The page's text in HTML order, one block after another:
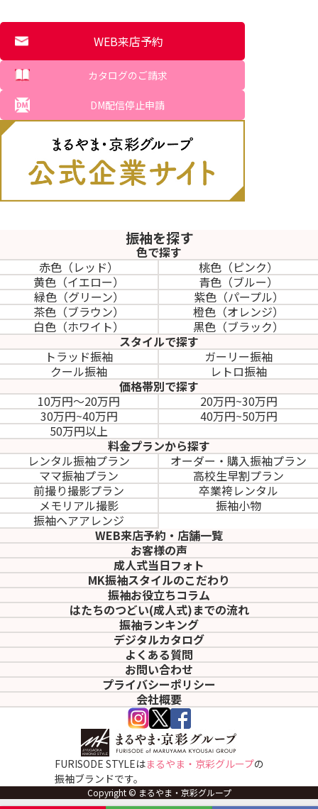
WEB来店予約
カタログのご請求
DM配信停止申請
振袖を探す
色で探す
赤色（レッド）
桃色（ピンク）
黄色（イエロー）
青色（ブルー）
緑色（グリーン）
紫色（パープル）
茶色（ブラウン）
橙色（オレンジ）
白色（ホワイト）
黒色（ブラック）
スタイルで探す
トラッド振袖
ガーリー振袖
クール振袖
レトロ振袖
価格帯別で探す
10万円～20万円
20万円~30万円
30万円~40万円
40万円~50万円
50万円以上
料金プランから探す
レンタル振袖プラン
オーダー・購入振袖プラン
ママ振袖プラン
高校生早割プラン
前撮り撮影プラン
卒業袴レンタル
メモリアル撮影
振袖小物
振袖ヘアアレンジ
WEB来店予約・店舗一覧
お客様の声
成人式当日フォト
MK振袖スタイルのこだわり
振袖お役立ちコラム
はたちのつどい(成人式)までの流れ
振袖ランキング
デジタルカタログ
よくある質問
お問い合わせ
プライバシーポリシー
会社概要
FURISODE STYLEはまるやま・京彩グループの
振袖ブランドです。
Copyright © まるやま・京彩グループ